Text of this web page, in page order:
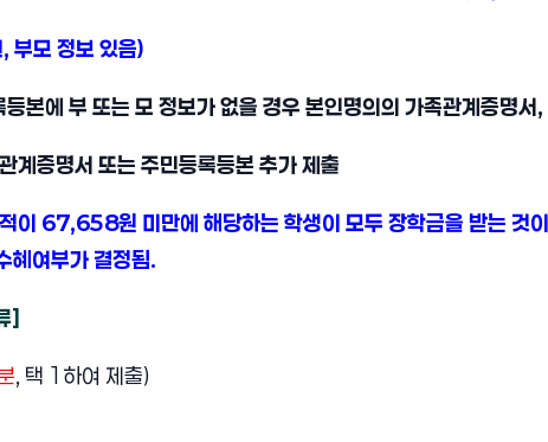
부모 정보 있음)
본에 부 또는 모 정보가 없을 경우 본인명의의 가족관계증명
계증명서 또는 주민등록등본 추가 제출
이 67,658원 미만에 해당하는 학생이 모두 장학금을 받는 것
혜여부가 결정됨.
]
, 택 1하여 제출)